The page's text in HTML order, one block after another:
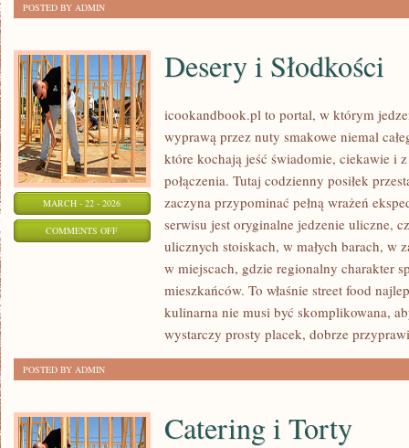
POSTED BY ADMIN
MARCH - 22 - 2026
COMMENTS OFFON
SŁODKOŚCI
Desery i Słodkości
icookandbook.pl to portal, w którym
wyprawą przez nuty smakowe niemal
które kochają jeść świadomie, ciekawie i
połączenia. Tutaj codzienny posiłek
zaczyna przypominać pełną wrażeń
serwisu jest oryginalne jedzenie uliczne,
ulicznych stoiskach, w małych barach, w
w miejscach, gdzie regionalny charakter
mieszkańców. To właśnie street food
kulinarna nie musi być skomplikowana,
wystarczy prosty placek, dobrze
POSTED BY ADMIN
Catering i Torty